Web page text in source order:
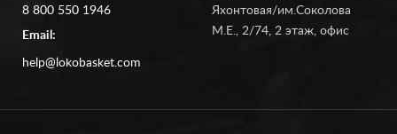
8 800 550 1946
Email:
help@lokobasket.com
Яхонтовая/им.Соколова
М.Е., 2/74, 2 этаж, офис